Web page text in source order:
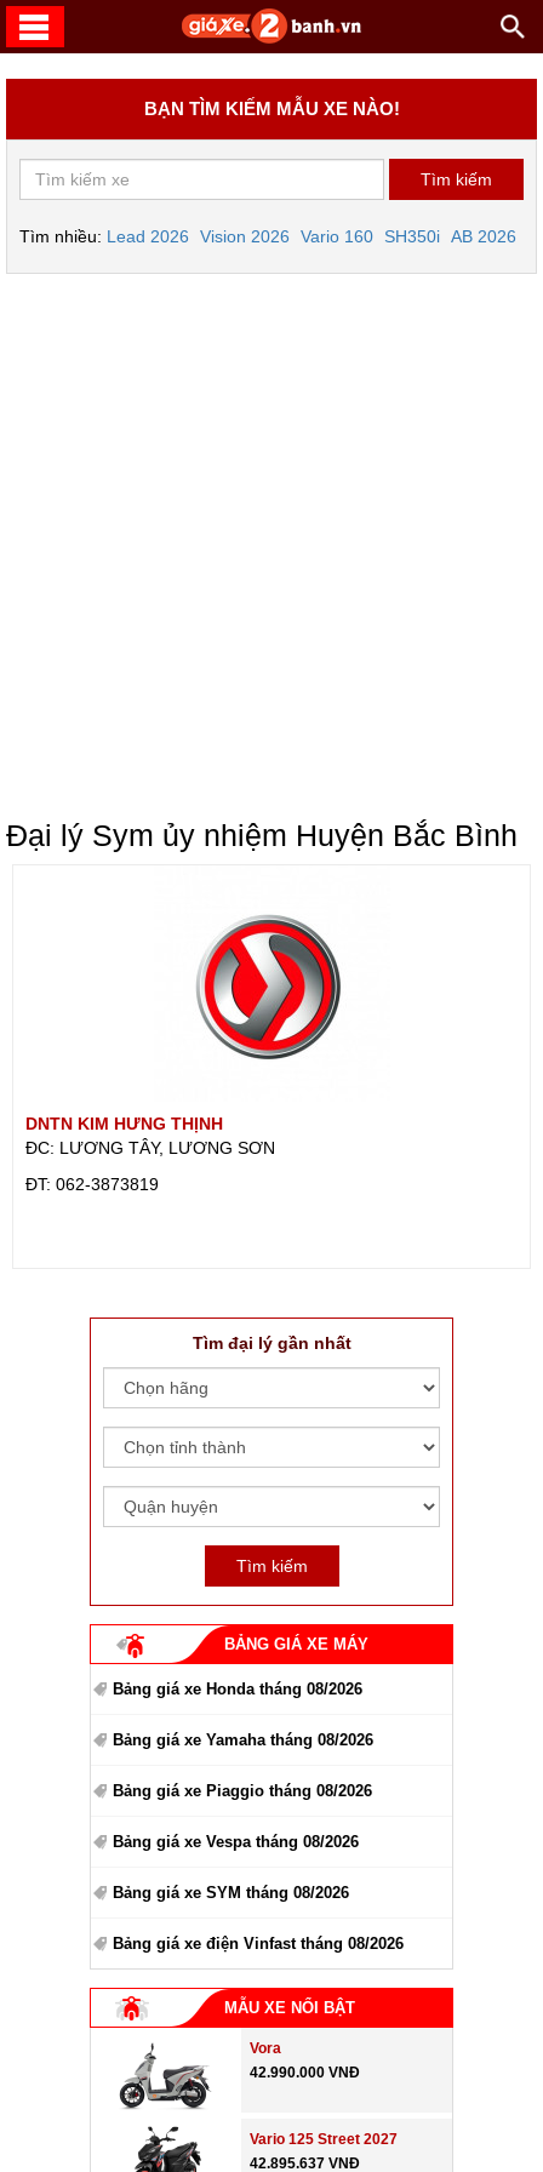
BẠN TÌM KIẾM MẪU XE NÀO!
Tìm nhiều: Lead 2026 Vision 2026 Vario 160 SH350i AB 2026
Đại lý Sym ủy nhiệm Huyện Bắc Bình
DNTN KIM HƯNG THỊNH
ĐC: LƯƠNG TÂY, LƯƠNG SƠN
ÐT: 062-3873819
Tìm đại lý gần nhất
BẢNG GIÁ XE MÁY
Bảng giá xe Honda tháng 08/2026
Bảng giá xe Yamaha tháng 08/2026
Bảng giá xe Piaggio tháng 08/2026
Bảng giá xe Vespa tháng 08/2026
Bảng giá xe SYM tháng 08/2026
Bảng giá xe điện Vinfast tháng 08/2026
MẪU XE NỔI BẬT
Vora
42.990.000 VNĐ
Vario 125 Street 2027
42.895.637 VNĐ